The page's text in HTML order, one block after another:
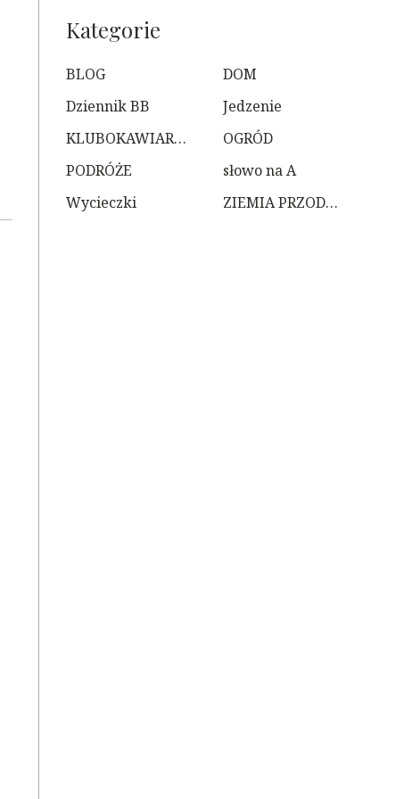
Kategorie
BLOG
DOM
Dziennik BB
Jedzenie
KLUBOKAWIARNIA
OGRÓD
PODRÓŻE
słowo na A
Wycieczki
ZIEMIA PRZODKÓW